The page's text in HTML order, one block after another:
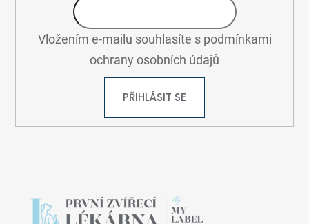
Vložením e-mailu souhlasíte s podmínkami
ochrany osobních údajů
PŘIHLÁSIT SE